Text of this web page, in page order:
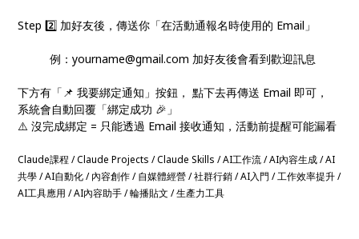
Step 2️⃣ 加好友後，傳送你「在活動通報名時使用的 Email」
例：yourname@gmail.com 加好友後會看到歡迎訊息
下方有「📌 我要綁定通知」按鈕， 點下去再傳送 Email 即可，
系統會自動回覆「綁定成功 🎉」
⚠️ 沒完成綁定 = 只能透過 Email 接收通知，活動前提醒可能漏看
Claude課程 / Claude Projects / Claude Skills / AI工作流 / AI內容生成 / AI
共學 / AI自動化 / 內容創作 / 自媒體經營 / 社群行銷 / AI入門 / 工作效率提升 /
AI工具應用 / AI內容助手 / 輪播貼文 / 生產力工具